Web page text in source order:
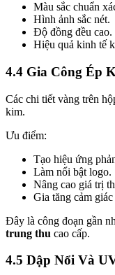
Màu sắc chuẩn
Hình ảnh sắc nét.
Độ đồng đều cao.
Hiệu quả kinh tế
4.4 Gia Công Ép
Các chi tiết vàng trên
kim.
Ưu điểm:
Tạo hiệu ứng
Làm nổi bật logo.
Nâng cao giá trị
Gia tăng cảm
Đây là công đoạn gần
trung thu cao cấp.
4.5 Dập Nổi Và